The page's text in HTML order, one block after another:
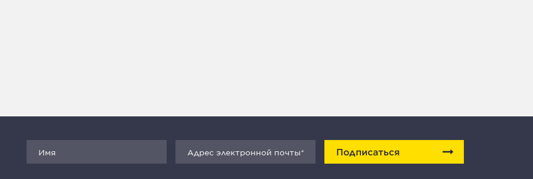
Подписаться